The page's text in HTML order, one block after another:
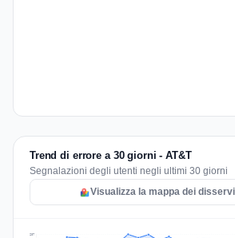
Trend di errore a 30 giorni - AT&T
Segnalazioni degli utenti negli ultimi 30 giorni
Visualizza la mappa dei
207